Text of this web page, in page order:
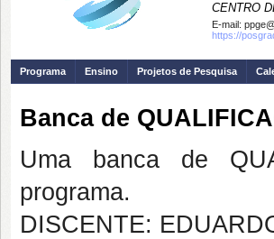
CENTRO
E-mail:
https://
Programa Ensino Projetos de Pesquisa
Banca de
Uma banca de
programa.
DISCENTE: